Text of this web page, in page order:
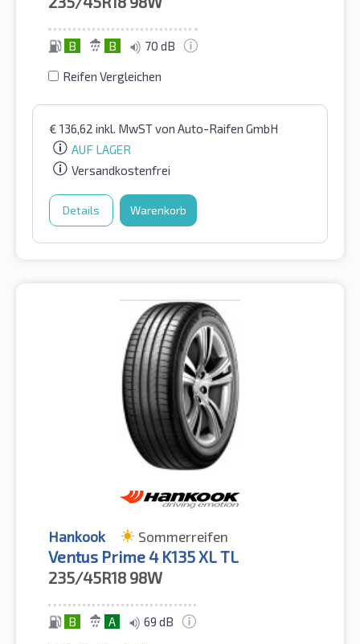
B B 70 dB
Reifen Vergleichen
€ 136,62 inkl. MwSTvon Auto-Raifen GmbH
AUF LAGER
Versandkostenfrei
Details Warenkorb
Hankook Sommerreifen
Ventus Prime 4 K135 XL TL
235/45R18 98W
B A 69 dB